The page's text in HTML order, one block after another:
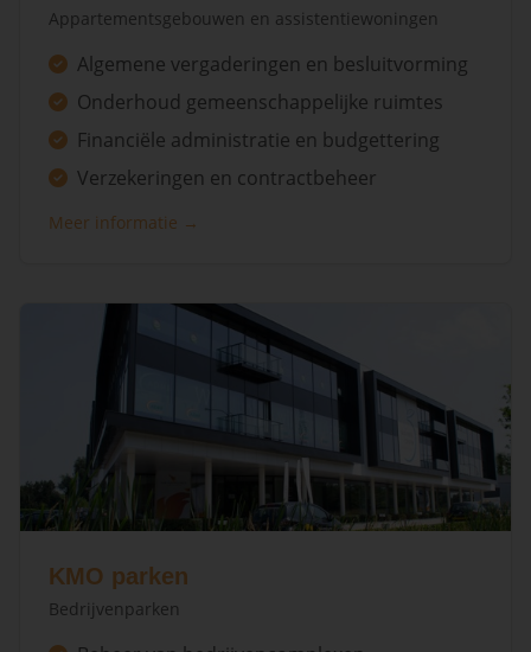
Appartementsgebouwen en assistentiewoningen
Algemene vergaderingen en besluitvorming
Onderhoud gemeenschappelijke ruimtes
Financiële administratie en budgettering
Verzekeringen en contractbeheer
Meer informatie →
KMO parken
Bedrijvenparken